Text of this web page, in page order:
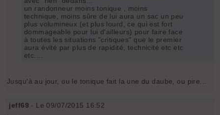
un randonneur moins tonique , moins
technique, moins sûre de lui aura un sac un peu
plus volumineux (et plus lourd, ce qui est fort
dommageable pour lui d'ailleurs) pour faire face
à toutes les situations "critiques" que le premier
aura évité par plus de rapidité, technicité etc etc
etc....
Jusqu'à au jour, ou le tonique fait la une du daube, ou pire...
jeff69 - Le 09/07/2015 16:52